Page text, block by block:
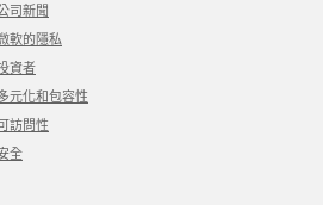
公司新聞
微軟的隱私
投資者
多元化和包容性
可訪問性
安全